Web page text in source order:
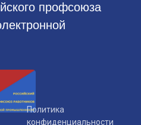
профсоюза
Политика
конфиденциальности